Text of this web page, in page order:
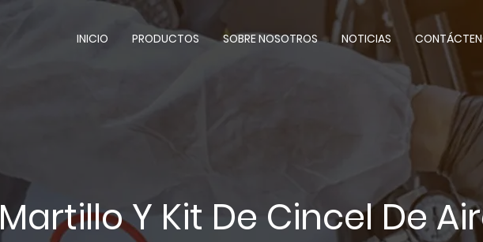
INICIO PRODUCTOS SOBRE NOSOTROS NOTICIAS
Martillo Y Kit De Cincel De